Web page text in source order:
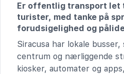
Er offentlig transport
turister, med tanke på
forudsigelighed og
Siracusa har lokale
centrum og nærliggende
kiosker, automater og